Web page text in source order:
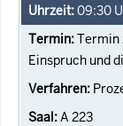
09:30
Termin
Einspruch und
A 223